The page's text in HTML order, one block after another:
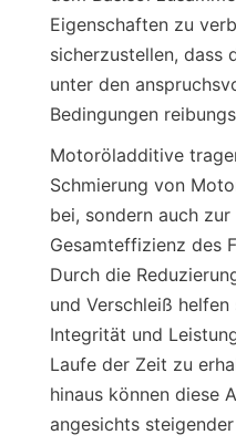
Eigenschaften zu
sicherzustellen, dass
unter den
Bedingungen
Motoröladditive
Schmierung von
bei, sondern auch zur
Gesamteffizienz des
Durch die
und Verschleiß helfen
Integrität und
Laufe der Zeit zu
hinaus können diese
angesichts steigender